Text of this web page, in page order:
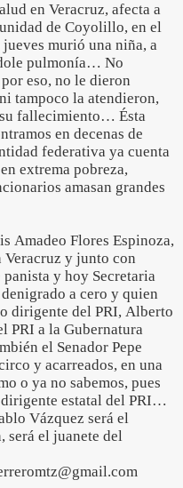
en Veracruz, afecta a
de Coyolillo, en el
murió una niña, a
pulmonía… No
eso, no le dieron
tampoco la atendieron,
fallecimiento… Ésta
en decenas de
federativa ya cuenta
extrema pobreza,
amasan grandes
Amadeo Flores Espinoza,
Veracruz y junto con
y hoy Secretaria
a cero y quien
dirigente del PRI, Alberto
PRI a la Gubernatura
el Senador Pepe
y acarreados, en una
o ya no sabemos, pues
estatal del PRI…
Vázquez será el
será el juanete del